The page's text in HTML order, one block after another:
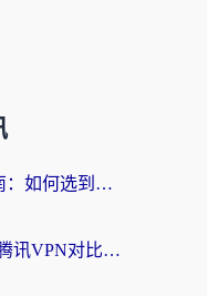
海外党连中国VPN避坑指南：如何选到真正能无缝刷国内资源的加速器？
快帆TV版VPN好用吗？和腾讯VPN对比哪个回国效果更好？海外党必看的真实体验指南